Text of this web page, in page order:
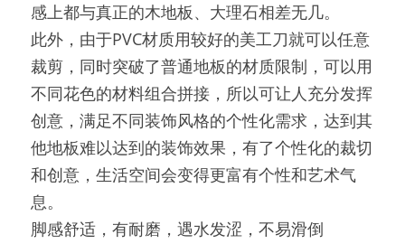
感上都与真正的木地板、大理石相差无几。
此外，由于PVC材质用较好的美工刀就可以任意
裁剪，同时突破了普通地板的材质限制，可以用
不同花色的材料组合拼接，所以可让人充分发挥
创意，满足不同装饰风格的个性化需求，达到其
他地板难以达到的装饰效果，有了个性化的裁切
和创意，生活空间会变得更富有个性和艺术气
息。
脚感舒适，有耐磨，遇水发涩，不易滑倒